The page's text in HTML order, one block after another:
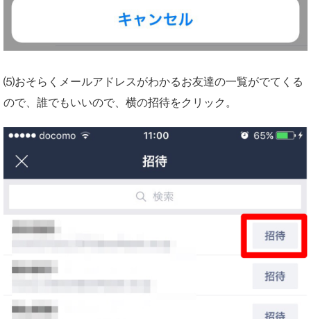
⑸おそらくメールアドレスがわかるお友達の一覧がでてくる
ので、誰でもいいので、横の招待をクリック。